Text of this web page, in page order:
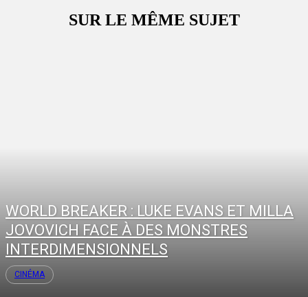
SUR LE MÊME SUJET
WORLD BREAKER : LUKE EVANS ET MILLA
JOVOVICH FACE À DES MONSTRES
INTERDIMENSIONNELS
CINÉMA